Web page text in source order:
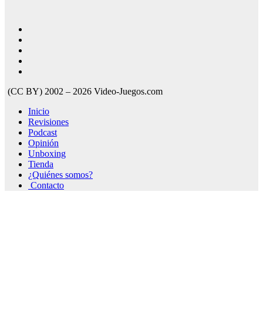
(CC BY) 2002 – 2026 Video-Juegos.com
Inicio
Revisiones
Podcast
Opinión
Unboxing
Tienda
¿Quiénes somos?
Contacto